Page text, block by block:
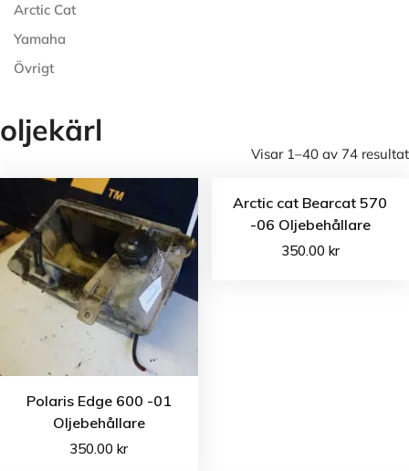
Arctic Cat
Yamaha
Övrigt
oljekärl
Visar 1–40 av 74 resultat
Polaris Edge 600 -01
Oljebehållare
350.00kr
Arctic cat Bearcat 570
-06 Oljebehållare
350.00 kr